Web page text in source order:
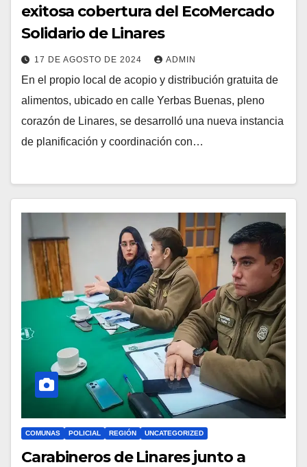
exitosa cobertura del EcoMercado
Solidario de Linares
17 DE AGOSTO DE 2024 ADMIN
En el propio local de acopio y distribución gratuita de
alimentos, ubicado en calle Yerbas Buenas, pleno
corazón de Linares, se desarrolló una nueva instancia
de planificación y coordinación con…
COMUNAS POLICIAL REGIÓN UNCATEGORIZED
Carabineros de Linares junto a